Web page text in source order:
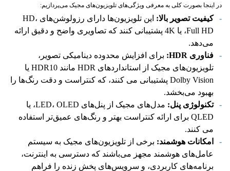
در اینجا بصورت کلی به معرفی ویژگی‌های تلویزیون‌های مجیک می‌پردازیم:
کیفیت تصویر بالا:
این تلویزیون‌ها دارای رزولوشن‌های HD،
Full HD، یا 4K پشتیبانی کنند که تصاویری واضح و دقیق ارائه
می‌دهد.
فناوری HDR
: برای افزایش محدوده دینامیکی تصویر،
تلویزیون‌های مجیک از استانداردهای HDR مانند HDR10 یا
Dolby Vision پشتیبانی می کنند، که کنتراست و دقت رنگ‌ها را
بهبود می‌بخشد.
تکنولوژی پنل:
مدل‌های مجیک از پنل‌های LED، OLED، یا
QLED برای ارائه کنتراست بهتر و رنگ‌های عمیق‌تر استفاده
می کنند.
امکانات هوشمند: برخی از تلویزیون‌های مجیک به سیستم
عامل‌های هوشمند مجهز می‌باشند که دسترسی به اینترنت،
برنامه‌های کاربردی، و سرویس‌های پخش زنده را فراهم